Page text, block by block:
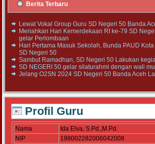
Berita Terbaru
Lewat Vokal Group Guru SD Negeri 50 Banda
Meriahkan Hari Kemerdekaan RI ke-79 SD
gelar Perlombaan
Hari Pertama Masuk Sekolah, Bunda PAUD
SD Negeri 50
Sambut Ramadhan, SD Negeri 50 Lakukan
SD NEGERI 50 gelar silaturahmi dengan wali
Jelang O2SN 2024 SD Negeri 50 Banda Aceh
Profil Guru
Nama
Ida Elva, S.Pd.,M.Pd.
NIP
198002282006042008